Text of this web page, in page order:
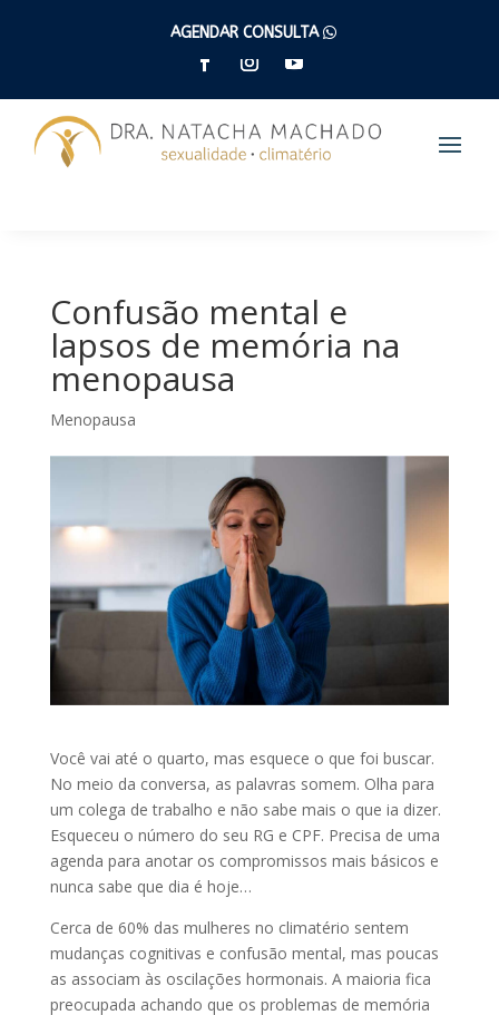
(47) 9 9262 6005
AGENDAR CONSULTA
Confusão mental e
lapsos de memória na
menopausa
Menopausa
Você vai até o quarto, mas esquece o que foi buscar.
No meio da conversa, as palavras somem. Olha para
um colega de trabalho e não sabe mais o que ia dizer.
Esqueceu o número do seu RG e CPF. Precisa de uma
agenda para anotar os compromissos mais básicos e
nunca sabe que dia é hoje…
Cerca de 60% das mulheres no climatério sentem
mudanças cognitivas e confusão mental, mas poucas
as associam às oscilações hormonais. A maioria fica
preocupada achando que os problemas de memória